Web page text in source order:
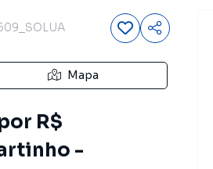
Mapa
R$
-